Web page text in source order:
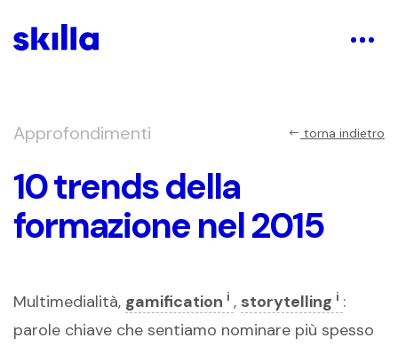
Approfondimenti torna indietro
10 trends della
formazione nel 2015
Multimedialità, gamification i , storytelling i :
parole chiave che sentiamo nominare più spesso